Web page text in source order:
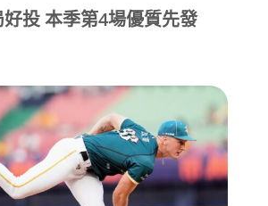
投 本季第4場優質先發